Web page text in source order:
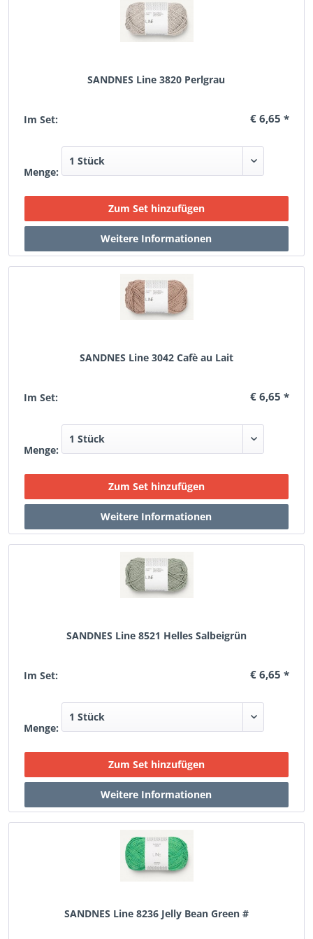
SANDNES Line 3820 Perlgrau
Im Set: € 6,65 *
Menge:
SANDNES Line 3042 Cafè au Lait
Im Set: € 6,65 *
Menge:
SANDNES Line 8521 Helles Salbeigrün
Im Set: € 6,65 *
Menge:
SANDNES Line 8236 Jelly Bean Green #